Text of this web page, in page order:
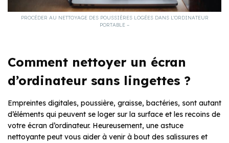
PROCÉDER AU NETTOYAGE DES POUSSIÈRES LOGÉES DANS L’ORDINATEUR
PORTABLE –
Comment nettoyer un écran
d’ordinateur sans lingettes ?
Empreintes digitales, poussière, graisse, bactéries, sont autant
d’éléments qui peuvent se loger sur la surface et les recoins de
votre écran d’ordinateur. Heureusement, une astuce
nettoyante peut vous aider à venir à bout des salissures et